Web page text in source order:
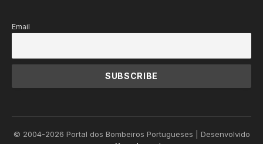
Email
© 2004-2026 Portal dos Bombeiros Portugueses | Desenvolvido